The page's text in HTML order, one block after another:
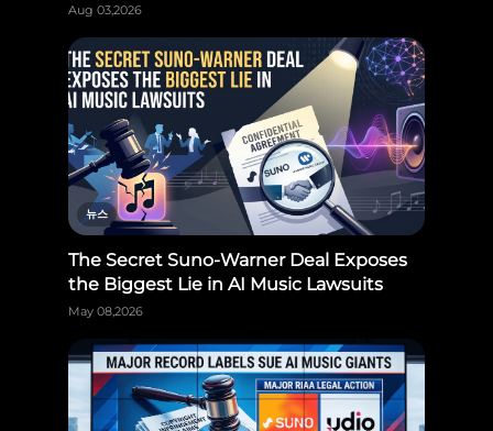
Aug 03,2026
뉴스
The Secret Suno-Warner Deal Exposes
the Biggest Lie in AI Music Lawsuits
May 08,2026